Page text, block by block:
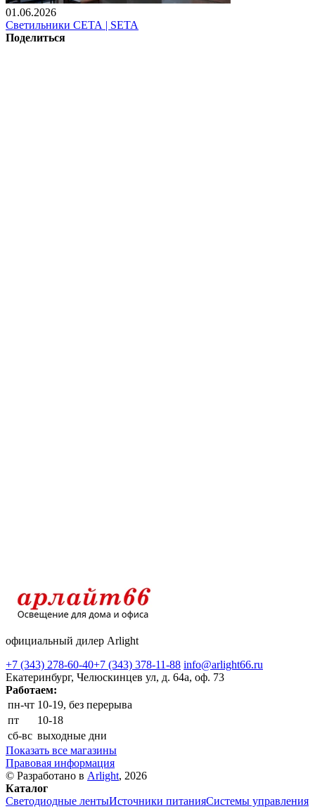
01.06.2026
Светильники СЕТА | SETA
Поделиться
официальный дилер Arlight
+7 (343) 278-60-40+7 (343) 378-11-88 info@arlight66.ru
Екатеринбург, Челюскинцев ул, д. 64а, оф. 73
Работаем:
пн-чт 10-19, без перерыва
пт
10-18
сб-вс выходные дни
Показать все магазины
Правовая информация
© Разработано в Arlight, 2026
Каталог
Светодиодные лентыИсточники питанияСистемы управления